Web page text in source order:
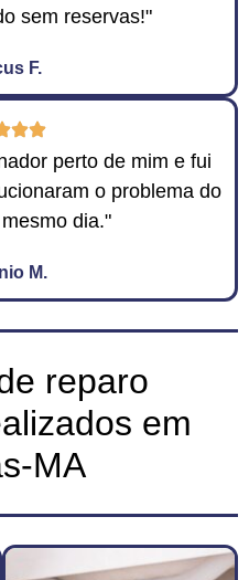
sem reservas!"
F.
perto de mim e fui
o problema do
dia."
M.
reparo
em
MA